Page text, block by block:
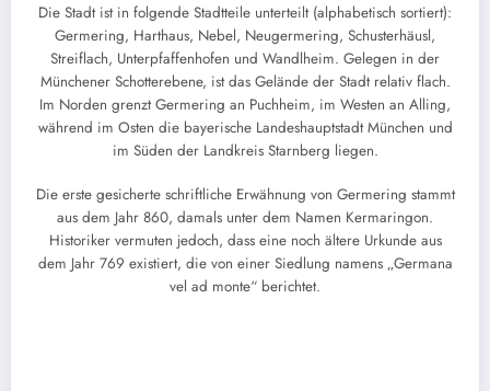
Die Stadt ist in folgende Stadtteile unterteilt (alphabetisch sortiert):
Germering, Harthaus, Nebel, Neugermering, Schusterhäusl,
Streiflach, Unterpfaffenhofen und Wandlheim. Gelegen in der
Münchener Schotterebene, ist das Gelände der Stadt relativ flach.
Im Norden grenzt Germering an Puchheim, im Westen an Alling,
während im Osten die bayerische Landeshauptstadt München und
im Süden der Landkreis Starnberg liegen.
Die erste gesicherte schriftliche Erwähnung von Germering stammt
aus dem Jahr 860, damals unter dem Namen Kermaringon.
Historiker vermuten jedoch, dass eine noch ältere Urkunde aus
dem Jahr 769 existiert, die von einer Siedlung namens „Germana
vel ad monte“ berichtet.